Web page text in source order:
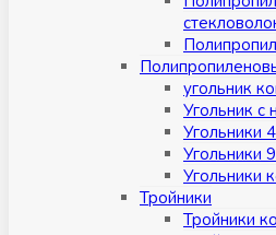
угольник
Угольник с
Угольники
Угольники
Угольники
Тройники
Тройники